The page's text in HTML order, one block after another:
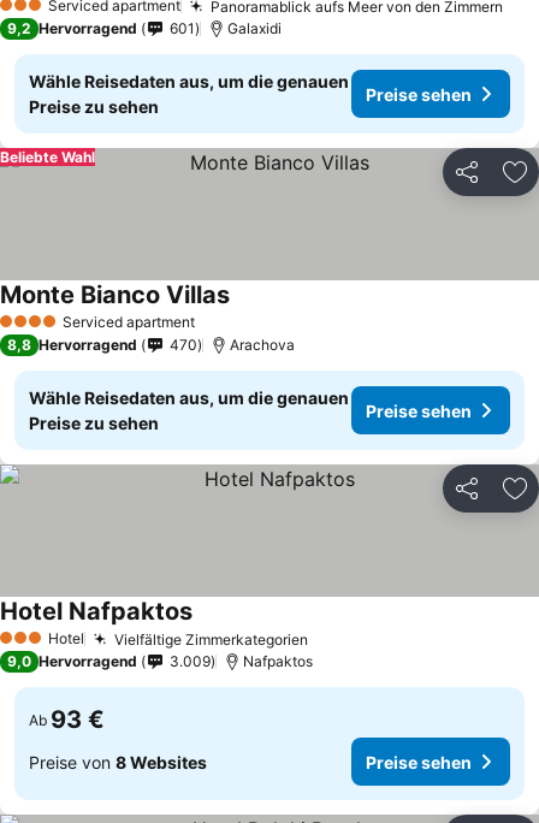
3 SterneServiced apartment Panoramablick aufs Meer von den Zimmern
9,2 Hervorragend 601 Galaxidi
Wähle Reisedaten aus, um die genauen
Preise zu sehen
Preise sehen
Teilen
Beliebte Wahl
4 Sterne Serviced apartment
Monte Bianco Villas
8,8 Hervorragend 470 Arachova
Wähle Reisedaten aus, um die genauen
Preise zu sehen
Preise sehen
Teilen
3 SterneHotel Vielfältige Zimmerkategorien
Hotel Nafpaktos
9,0 Hervorragend 3.009 Nafpaktos
Ab 93 €
Preise von 8 Websites Preise sehen